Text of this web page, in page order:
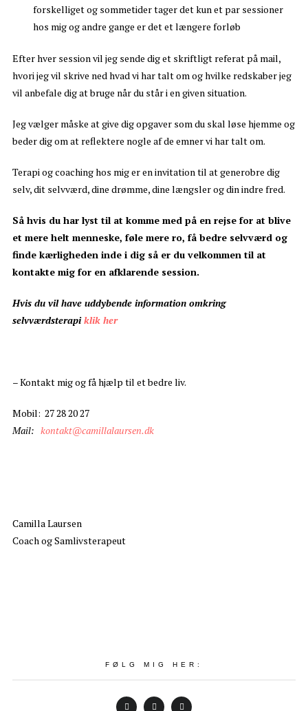
forskelliget og sommetider tager det kun et par sessioner
hos mig og andre gange er det et længere forløb
Efter hver session vil jeg sende dig et skriftligt referat på mail,
hvori jeg vil skrive ned hvad vi har talt om og hvilke redskaber jeg
vil anbefale dig at bruge når du står i en given situation.
Jeg vælger måske at give dig opgaver som du skal løse hjemme og
beder dig om at reflektere nogle af de emner vi har talt om.
Terapi og coaching hos mig er en invitation til at generobre dig
selv, dit selvværd, dine drømme, dine længsler og din indre fred.
Så hvis du har lyst til at komme med på en rejse for at blive
et mere helt menneske, føle mere ro, få bedre selvværd og
finde kærligheden inde i dig så er du velkommen til at
kontakte mig for en afklarende session.
Hvis du vil have uddybende information omkring
selvværdsterapiklik her
– Kontakt mig og få hjælp til et bedre liv.
Mobil: 27 28 20 27
Mail: kontakt@camillalaursen.dk
Camilla Laursen
Coach og Samlivsterapeut
FØLG MIG HER: